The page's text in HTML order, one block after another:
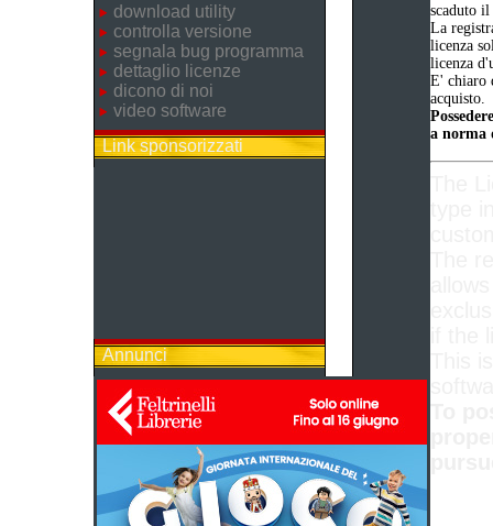
download utility
controlla versione
segnala bug programma
dettaglio licenze
dicono di noi
video software
Link sponsorizzati
Annunci
scaduto
La
licenza
licenza
E' chiaro
acquisto.
a norma